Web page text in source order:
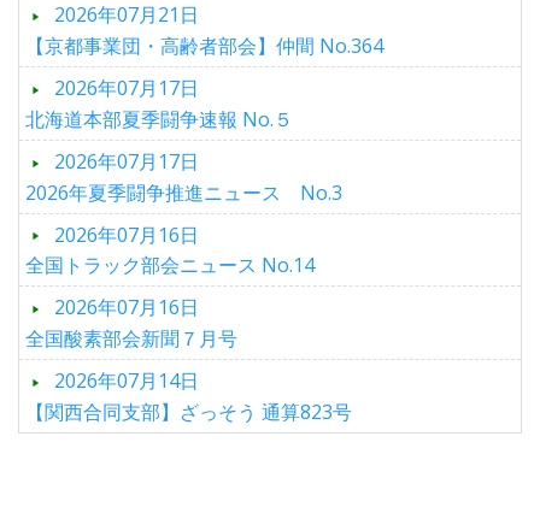
2026年07月21日
【京都事業団・高齢者部会】仲間 No.364
2026年07月17日
北海道本部夏季闘争速報 No.５
2026年07月17日
2026年夏季闘争推進ニュース No.3
2026年07月16日
全国トラック部会ニュース No.14
2026年07月16日
全国酸素部会新聞７月号
2026年07月14日
【関西合同支部】ざっそう 通算823号